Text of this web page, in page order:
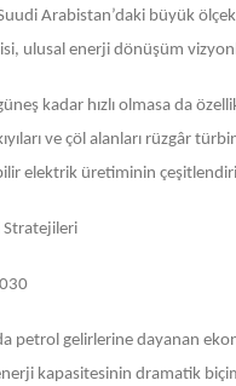
Arabistan’daki büyük
ulusal enerji dönüşüm
kadar hızlı olmasa da
ve çöl alanları rüzgâr
elektrik üretiminin
Stratejileri
petrol gelirlerine dayanan
kapasitesinin dramatik